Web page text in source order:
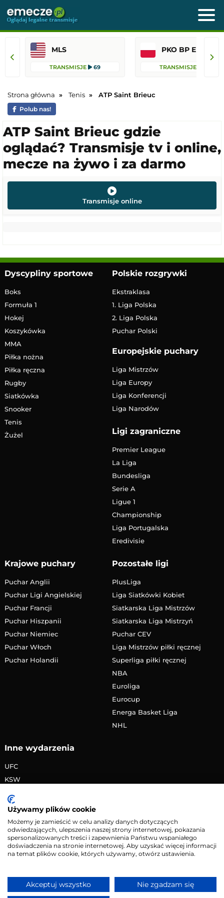
MLS
TRANSMISJE 69 TRANSMISJE
Strona główna Tenis ATP Saint Brieuc
Polub nas!
ATP Saint Brieuc gdzie
oglądać? Transmisje tv i online,
mecze na żywo i za darmo
Transmisje online
Dyscypliny sportowe
Boks
Formuła 1
Hokej
Koszykówka
MMA
Piłka nożna
Piłka ręczna
Rugby
Siatkówka
Snooker
Tenis
Żużel
Polskie rozgrywki
Ekstraklasa
1. Liga Polska
2. Liga Polska
Puchar Polski
Europejskie puchary
Liga Mistrzów
Liga Europy
Liga Konferencji
Liga Narodów
Ligi zagraniczne
Premier League
La Liga
Bundesliga
Serie A
Ligue 1
Championship
Liga Portugalska
Eredivisie
Krajowe puchary
Puchar Anglii
Puchar Ligi Angielskiej
Puchar Francji
Puchar Hiszpanii
Puchar Niemiec
Puchar Włoch
Puchar Holandii
Pozostałe ligi
PlusLiga
Liga Siatkówki Kobiet
Siatkarska Liga Mistrzów
Siatkarska Liga Mistrzyń
Puchar CEV
Liga Mistrzów piłki ręcznej
Superliga piłki ręcznej
NBA
Euroliga
Eurocup
Energa Basket Liga
NHL
Inne wydarzenia
UFC
KSW
PRIME MMA
Żużlowa Ekstraliga
Speedway Grand Prix
Skoki narciarskie
Kontakt•Reklama• Polityka prywatności
Używamy plików cookie
Możemy je zamieścić w celu analizy danych dotyczących
odwiedzających, ulepszenia naszej strony internetowej, pokazania
spersonalizowanych treści i zapewnienia Państwu wspaniałego
doświadczenia na stronie internetowej. Aby uzyskać więcej informacji
na temat plików cookie, których używamy, otwórz ustawienia.
Akceptuj wszystko Nie zgadzam się